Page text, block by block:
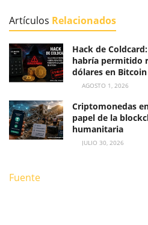
Artículos Relacionados
Hack de
habría permitido
dólares en Bitcoin
AGOSTO 1, 2026
Criptomonedas
papel de la
humanitaria
JULIO 30, 2026
Fuente